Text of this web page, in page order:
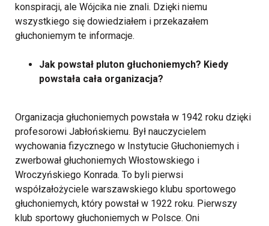
konspiracji, ale Wójcika nie znali. Dzięki niemu
wszystkiego się dowiedziałem i przekazałem
głuchoniemym te informacje.
Jak powstał pluton głuchoniemych? Kiedy
powstała cała organizacja?
Organizacja głuchoniemych powstała w 1942 roku dzięki
profesorowi Jabłońskiemu. Był nauczycielem
wychowania fizycznego w Instytucie Głuchoniemych i
zwerbował głuchoniemych Włostowskiego i
Wroczyńskiego Konrada. To byli pierwsi
współzałożyciele warszawskiego klubu sportowego
głuchoniemych, który powstał w 1922 roku. Pierwszy
klub sportowy głuchoniemych w Polsce. Oni